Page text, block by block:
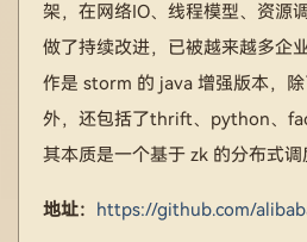
架，在网络IO、线程模型、资源
做了持续改进，已被越来越多企
作是 storm 的 java 增强版本，
外，还包括了thrift、python、
其本质是一个基于 zk 的分布式调
地址： https://github.com/